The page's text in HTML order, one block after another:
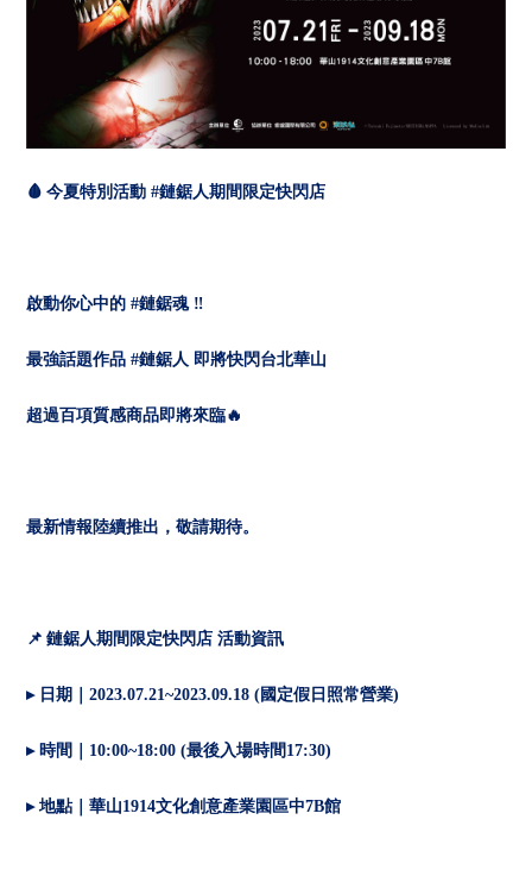
🩸 今夏特別活動 #鏈鋸人期間限定快閃店
啟動你心中的 #鏈鋸魂 ‼
最強話題作品 #鏈鋸人 即將快閃台北華山
超過百項質感商品即將來臨🔥
最新情報陸續推出，敬請期待。
📌 鏈鋸人期間限定快閃店 活動資訊
▸日期｜2023.07.21~2023.09.18 (國定假日照常營業)
▸時間｜10:00~18:00 (最後入場時間17:30)
▸地點｜華山1914文化創意產業園區中7B館